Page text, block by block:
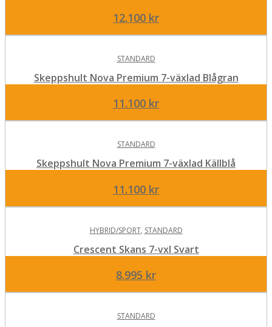
12.100 kr
STANDARD
Skeppshult Nova Premium 7-växlad Blågran
11.100 kr
STANDARD
Skeppshult Nova Premium 7-växlad Källblå
11.100 kr
HYBRID/SPORT, STANDARD
Crescent Skans 7-vxl Svart
8.995 kr
STANDARD